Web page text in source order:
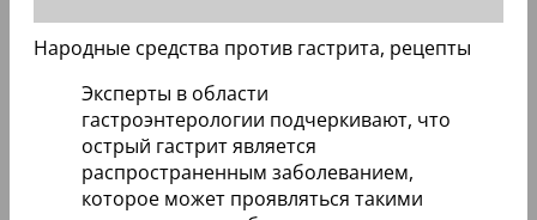
Народные средства против гастрита, рецепты
Эксперты в области
гастроэнтерологии подчеркивают, что
острый гастрит является
распространенным заболеванием,
которое может проявляться такими